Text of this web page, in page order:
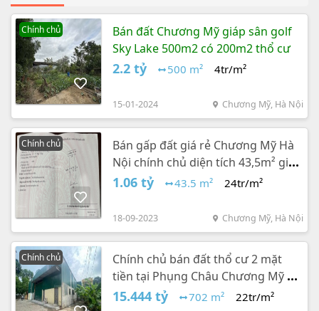
Chính chủ
Bán đất Chương Mỹ giáp sân golf
Sky Lake 500m2 có 200m2 thổ cư
2.2 tỷ 500 m² 4tr/m²
15-01-2024 Chương Mỹ, Hà Nội
Chính chủ
Bán gấp đất giá rẻ Chương Mỹ Hà
Nội chính chủ diện tích 43,5m² giá
1,06 tỷ đồng
1.06 tỷ 43.5 m² 24tr/m²
18-09-2023 Chương Mỹ, Hà Nội
Chính chủ
Chính chủ bán đất thổ cư 2 mặt
tiền tại Phụng Châu Chương Mỹ Hà
Nội dt 702m²
15.444 tỷ 702 m² 22tr/m²